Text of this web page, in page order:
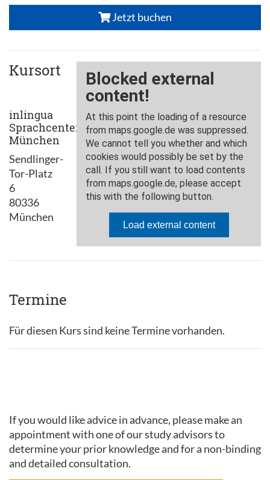
Jetzt buchen
Kursort
inlingua
Sprachcenter
München
Sendlinger-
Tor-Platz
6
80336
München
Termine
Für diesen Kurs sind keine Termine vorhanden.
If you would like advice in advance, please make an
appointment with one of our study advisors to
determine your prior knowledge and for a non-binding
and detailed consultation.